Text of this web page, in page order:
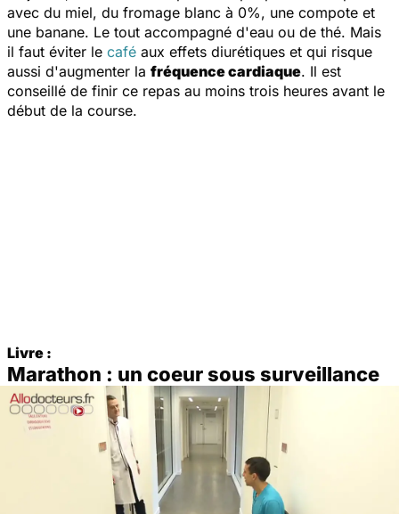
avec du miel, du fromage blanc à 0%, une compote et
une banane. Le tout accompagné d'eau ou de thé. Mais
il faut éviter le café aux effets diurétiques et qui risque
aussi d'augmenter la fréquence cardiaque. Il est
conseillé de finir ce repas au moins trois heures avant le
début de la course.
Livre :
Marathon : un coeur sous surveillance